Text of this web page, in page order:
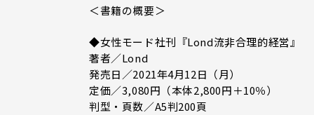
＜書籍の概要＞
◆女性モード社刊『Lond流非合理的経営』
著者／Lond
発売日／2021年4月12日（月）
定価／3,080円（本体2,800円＋10％）
判型・頁数／A5判200頁